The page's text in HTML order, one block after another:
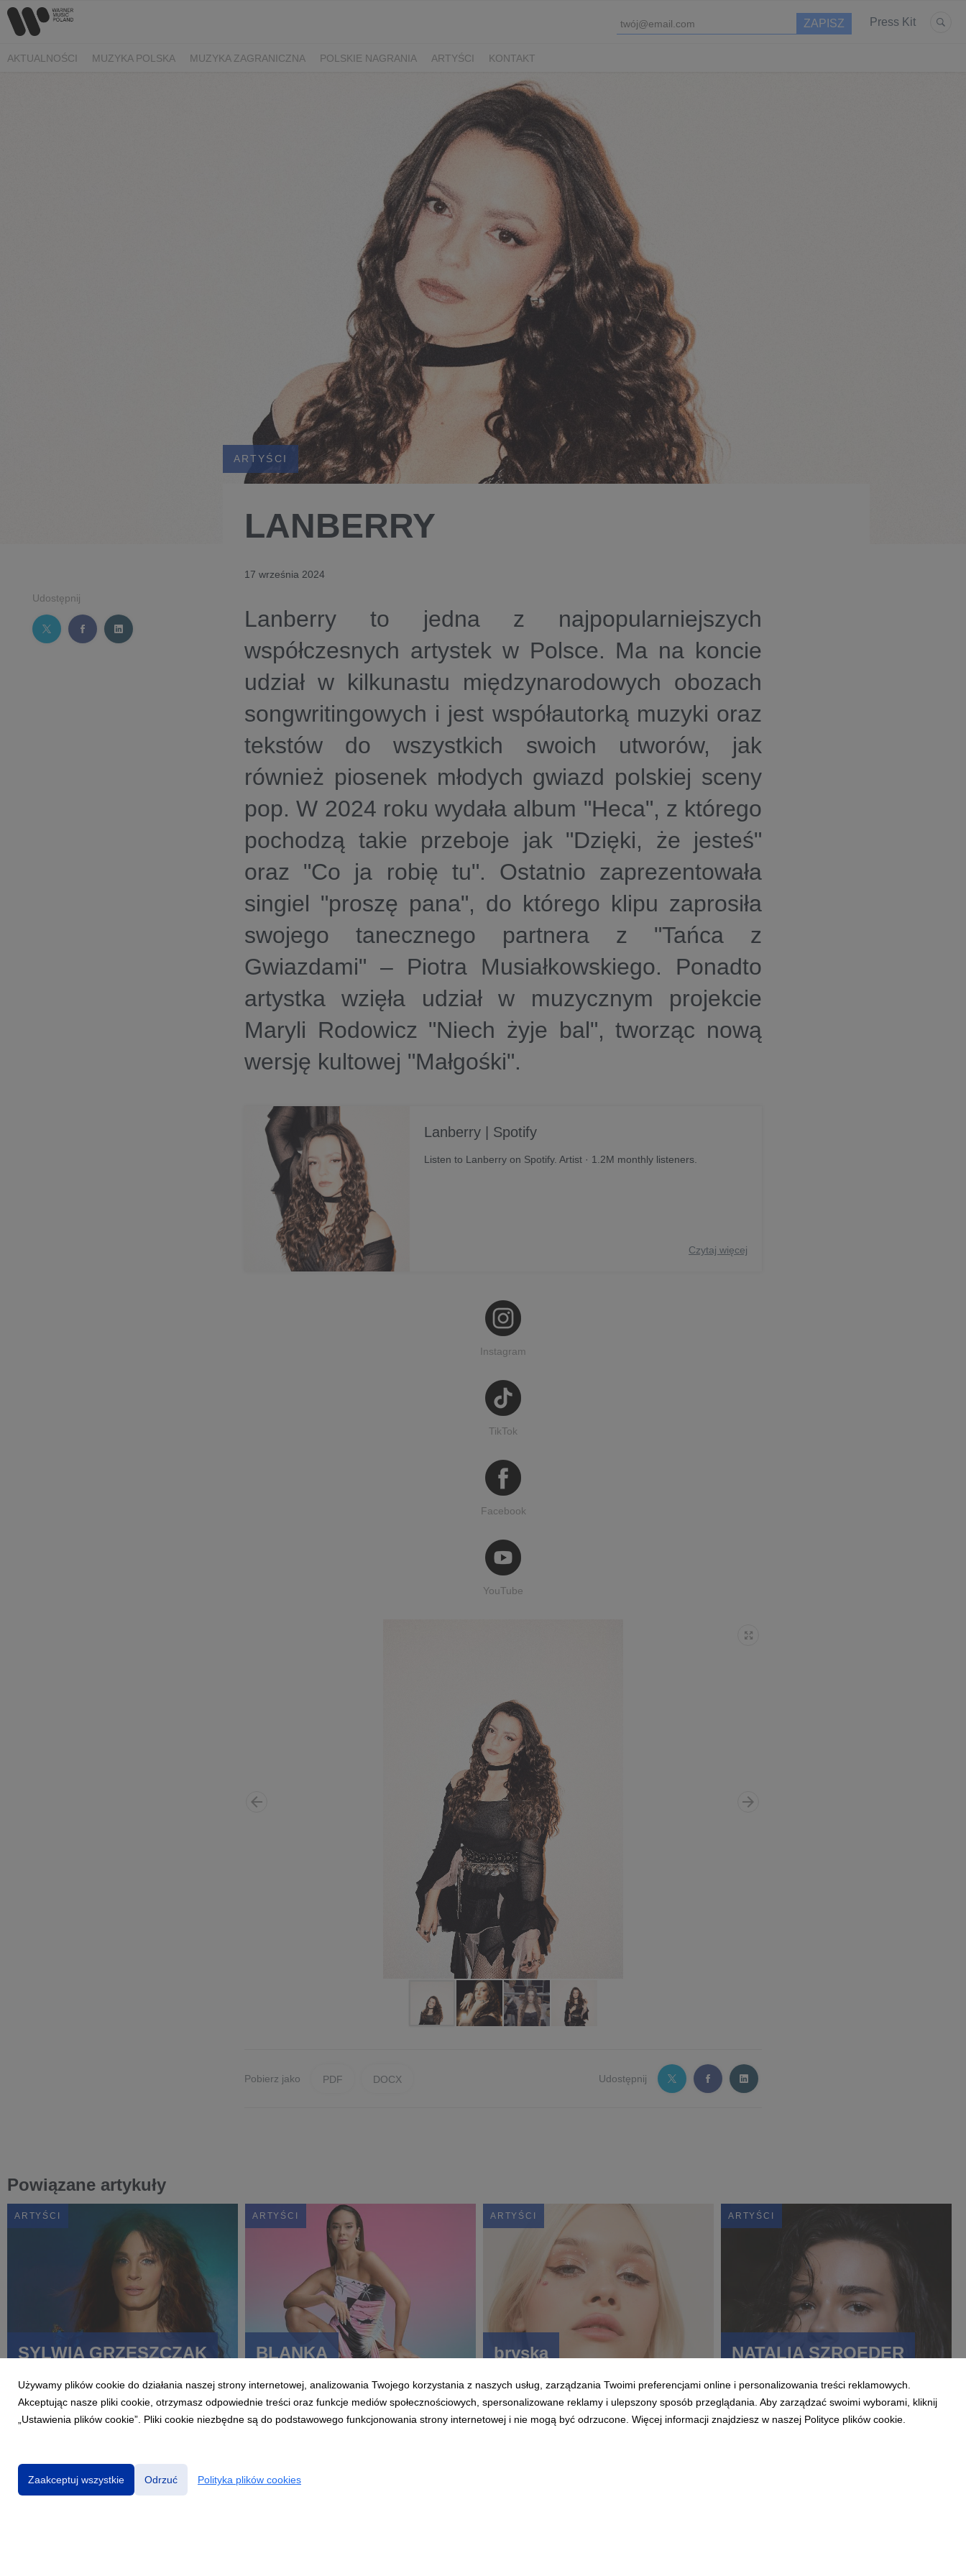
Press Kit
AKTUALNOŚCI MUZYKA POLSKA MUZYKA ZAGRANICZNA POLSKIE NAGRANIA ARTYŚCI KONTAKT
Udostępnij
ARTYŚCI
LANBERRY
17 września 2024
Lanberry to jedna z najpopularniejszych
współczesnych artystek w Polsce. Ma na koncie
udział w kilkunastu międzynarodowych obozach
songwritingowych i jest współautorką muzyki oraz
tekstów do wszystkich swoich utworów, jak
również piosenek młodych gwiazd polskiej sceny
pop. W 2024 roku wydała album "Heca", z którego
pochodzą takie przeboje jak "Dzięki, że jesteś"
oraz "Co ja robię tu". Ostatnio zaprezentowała
singiel "proszę pana", do którego klipu zaprosiła
swojego tanecznego partnera z "Tańca z
Gwiazdami" – Piotra Musiałkowskiego. Ponadto
artystka wzięła udział w muzycznym projekcie
Maryli Rodowicz "Niech żyje bal", tworząc nową
wersję kultowej "Małgośki".
Lanberry | Spotify
Listen to Lanberry on Spotify. Artist · 1.2M monthly listeners.
Czytaj więcej
Instagram
TikTok
Facebook
YouTube
Pobierz jako PDF DOCX Udostępnij
Powiązane artykuły
ARTYŚCI
SYLWIA GRZESZCZAK
ARTYŚCI
BLANKA
ARTYŚCI
bryska
ARTYŚCI
NATALIA SZROEDER
Używamy plików cookie do działania naszej strony internetowej, analizowania Twojego korzystania z naszych usług, zarządzania Twoimi preferencjami online i personalizowania treści reklamowych.
Akceptując nasze pliki cookie, otrzymasz odpowiednie treści oraz funkcje mediów społecznościowych, spersonalizowane reklamy i ulepszony sposób przeglądania. Aby zarządzać swoimi wyborami, kliknij
„Ustawienia plików cookie”. Pliki cookie niezbędne są do podstawowego funkcjonowania strony internetowej i nie mogą być odrzucone. Więcej informacji znajdziesz w naszej Polityce plików cookie.
Zaakceptuj wszystkie Odrzuć Polityka plików cookies